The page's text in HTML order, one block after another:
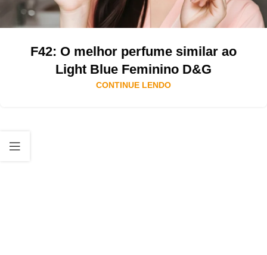
F42: O melhor perfume similar ao
Light Blue Feminino D&G
CONTINUE LENDO